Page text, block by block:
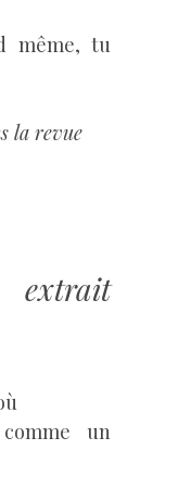
même, tu
la revue
un